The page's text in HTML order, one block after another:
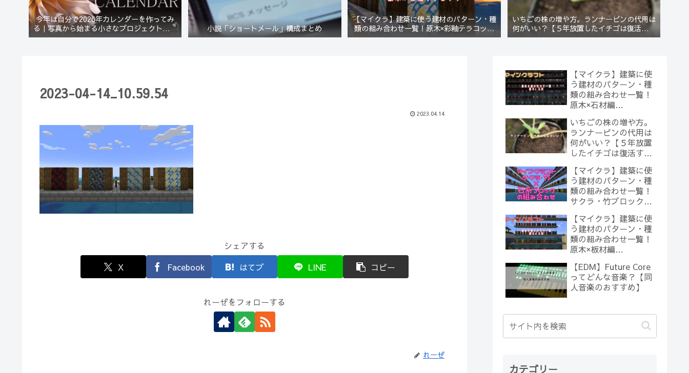
今年は自分で2026年カレンダーを作ってみ
る｜写真から始まる小さなプロジェクト【一
灯花】
小説「ショートメール」構成まとめ
【マイクラ】建築に使う建材のパターン・種
類の組み合わせ一覧！原木×彩釉テラコッタ
編【Minecraft】
いちごの株の増や方。ランナーピンの代用は
何がいい？【５年放置したイチゴは復活する
のか？(10)】
2023-04-14_10.59.54
2023.04.14
シェアする
X
Facebook はてブ LINE コピー
れーぜをフォローする
れーぜ
【マイクラ】建築に使
う建材のパターン・種
類の組み合わせ一覧！
原木×石材編
いちごの株の増や方。
ランナーピンの代用は
何がいい？【５年放置
したイチゴは復活する
【マイクラ】建築に使
う建材のパターン・種
類の組み合わせ一覧！
サクラ・竹ブロック×
【Minecraft】
【マイクラ】建築に使
う建材のパターン・種
類の組み合わせ一覧！
原木×板材編
【EDM】Future Core
ってどんな音楽？【同
人音楽のおすすめ】
カテゴリー